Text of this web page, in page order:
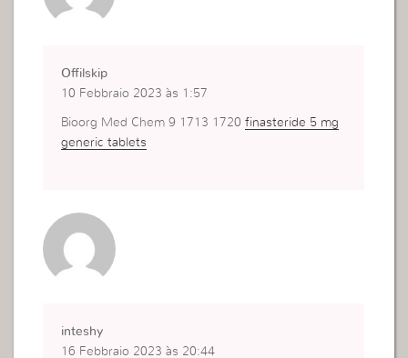
Offilskip
10 Febbraio 2023 às 1:57
Bioorg Med Chem 9 1713 1720finasteride 5 mg
generic tablets
inteshy
16 Febbraio 2023 às 20:44